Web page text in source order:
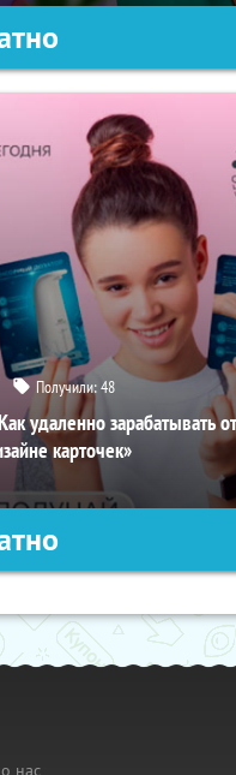
Получили:48
удаленно зарабатывать
карточек»
нас